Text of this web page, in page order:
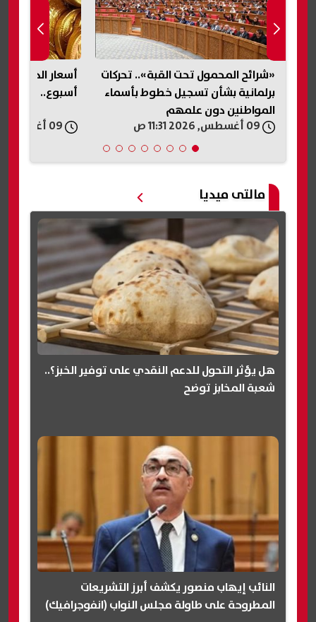
«شرائح المحمول تحت القبة».. تحركات
برلمانية بشأن تسجيل خطوط بأسماء
المواطنين دون علمهم
أسبوع.. والأوقية
مالتى ميديا
هل يؤثر التحول للدعم النقدي على توفير الخبز؟..
شعبة المخابز توضح
النائب إيهاب منصور يكشف أبرز التشريعات
المطروحة على طاولة مجلس النواب (انفوجرافيك)